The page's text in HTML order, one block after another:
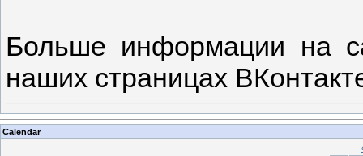
Больше информации на
наших страницах
Calendar